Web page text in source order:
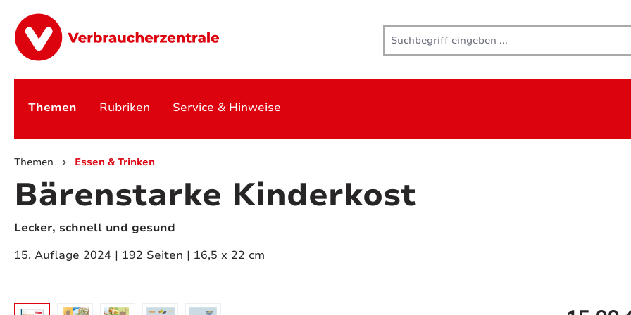
Themen Rubriken Service & Hinweise
Themen Essen & Trinken
Bärenstarke Kinderkost
Lecker, schnell und gesund
15. Auflage 2024 | 192 Seiten | 16,5 x 22 cm
Bildergalerie überspringen